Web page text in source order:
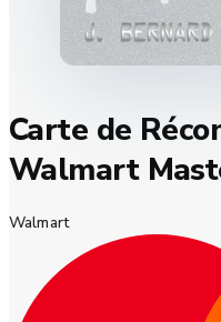
Carte de
Walmart
Walmart